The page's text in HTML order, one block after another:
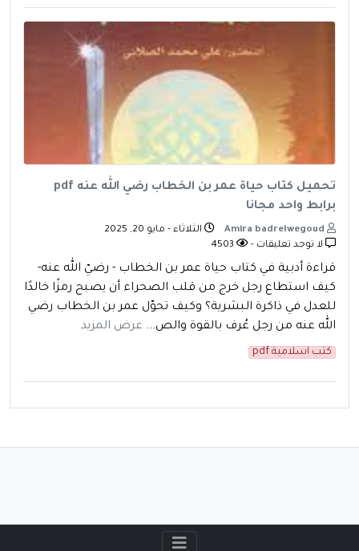
تحميل كتاب حياة عمر بن الخطاب رضي الله عنه pdf
برابط واحد مجانا
الثلاثاء - مايو 20, 2025
لا توجد تعليقات -
قراءة أدبية في كتاب حياة عمر بن الخطاب - رضيّ الله عنه-
كيف استطاع رجل خرج من قلب الصحراء أن يصبح رمزًا خالدًا
للعدل في ذاكرة البشرية؟ وكيف تحوّل عمر بن الخطاب رضي
الله عنه من رجل عُرف بالقوة والص... عرض المزيد
كتب اسلامية pdf